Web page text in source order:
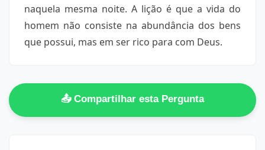
naquela mesma noite. A lição é que a vida do
homem não consiste na abundância dos bens
que possui, mas em ser rico para com Deus.
📤 Compartilhar esta Pergunta